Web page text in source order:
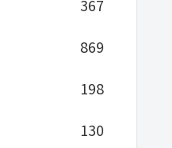
367
869
198
130